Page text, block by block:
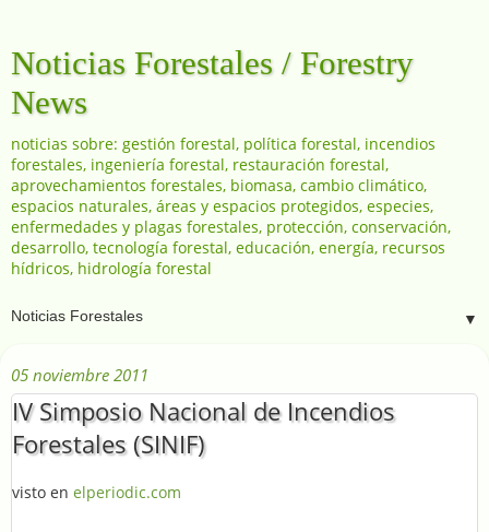
Noticias Forestales / Forestry
News
noticias sobre: gestión forestal, política forestal, incendios
forestales, ingeniería forestal, restauración forestal,
aprovechamientos forestales, biomasa, cambio climático,
espacios naturales, áreas y espacios protegidos, especies,
enfermedades y plagas forestales, protección, conservación,
desarrollo, tecnología forestal, educación, energía, recursos
hídricos, hidrología forestal
▼
05 noviembre 2011
IV Simposio Nacional de Incendios
Forestales (SINIF)
visto en elperiodic.com